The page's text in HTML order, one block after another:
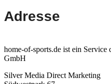
Adresse
home-of-sports.de ist ein
GmbH
Silver Media Direct Marketing